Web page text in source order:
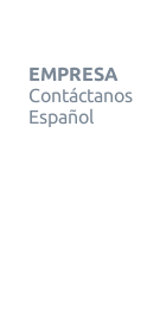
EMPRESA
Contáctanos
Español